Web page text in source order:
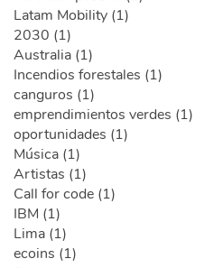
Latam Mobility (1)
2030 (1)
Australia (1)
Incendios forestales (1)
canguros (1)
emprendimientos verdes (1)
oportunidades (1)
Música (1)
Artistas (1)
Call for code (1)
IBM (1)
Lima (1)
ecoins (1)